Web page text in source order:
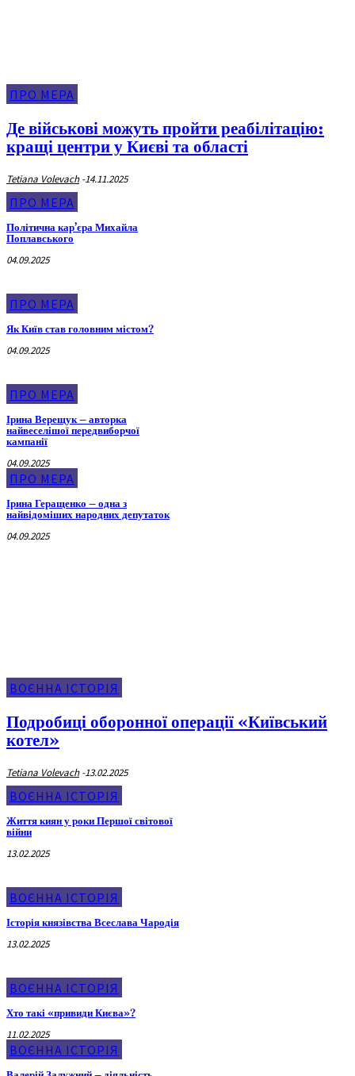
ПРО МЕРА
Де військові можуть пройти реабілітацію:
кращі центри у Києві та області
Tetiana Volevach -14.11.2025
ПРО МЕРА
Політична кар’єра Михайла
Поплавського
04.09.2025
ПРО МЕРА
Як Київ став головним містом?
04.09.2025
ПРО МЕРА
Ірина Верещук – авторка
найвеселішої передвиборчої
кампанії
04.09.2025
ПРО МЕРА
Ірина Геращенко – одна з
найвідоміших народних депутаток
04.09.2025
ВОЄННА ІСТОРІЯ
Подробиці оборонної операції «Київський
котел»
Tetiana Volevach -13.02.2025
ВОЄННА ІСТОРІЯ
Життя киян у роки Першої світової
війни
13.02.2025
ВОЄННА ІСТОРІЯ
Історія князівства Всеслава Чародія
13.02.2025
ВОЄННА ІСТОРІЯ
Хто такі «привиди Києва»?
11.02.2025
ВОЄННА ІСТОРІЯ